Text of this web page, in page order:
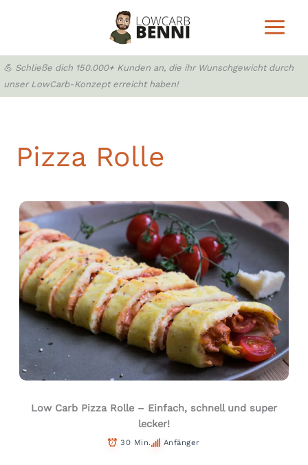
💪 Schließe dich 150.000+ Kunden an, die ihr Wunschgewicht durch
unser LowCarb-Konzept erreicht haben!
Pizza Rolle
Low Carb Pizza Rolle – Einfach, schnell und super
lecker!
30 Min. Anfänger